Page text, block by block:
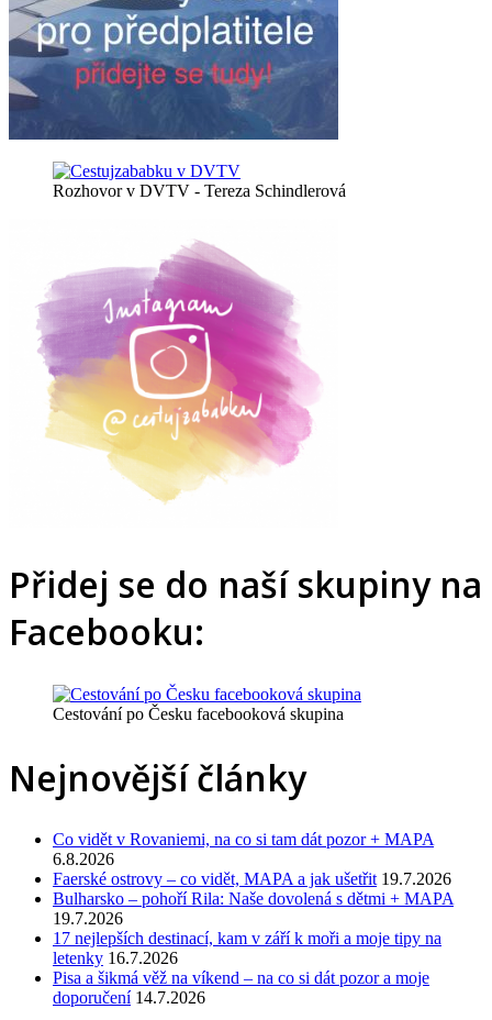
Rozhovor v DVTV - Tereza Schindlerová
Přidej se do naší skupiny na
Facebooku:
Cestování po Česku facebooková skupina
Nejnovější články
Co vidět v Rovaniemi, na co si tam dát pozor + MAPA
6.8.2026
Faerské ostrovy – co vidět, MAPA a jak ušetřit 19.7.2026
Bulharsko – pohoří Rila: Naše dovolená s dětmi + MAPA
19.7.2026
17 nejlepších destinací, kam v září k moři a moje tipy na
letenky 16.7.2026
Pisa a šikmá věž na víkend – na co si dát pozor a moje
doporučení 14.7.2026